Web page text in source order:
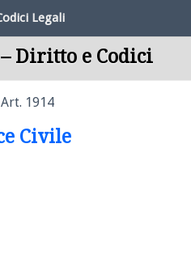
Legali
– Diritto e Codici
Art. 1914
Civile